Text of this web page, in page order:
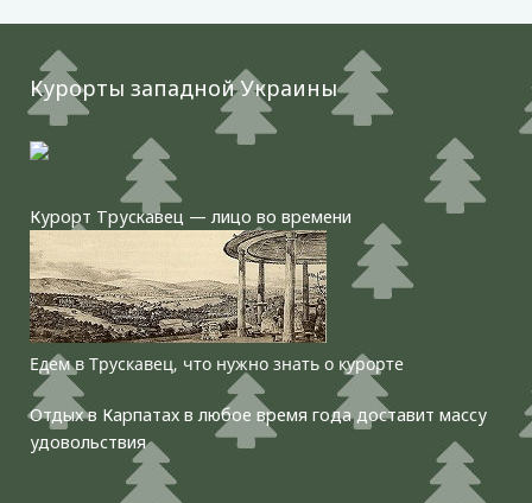
Курорты западной Украины
Курорт Трускавец — лицо во времени
Едем в Трускавец, что нужно знать о курорте
Отдых в Карпатах в любое время года доставит массу
удовольствия